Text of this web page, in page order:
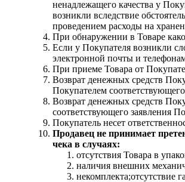
ненадлежащего качества у
возникли вследствие
проведением расходы на
При обнаружении в Товаре
Если у Покупателя возникли
электронной почты и
При приеме Товара от
Возврат денежных средств
Покупателем
Возврат денежных средств
соответствующего заявления
Покупатель несет
Продавец не принимает
чека в случаях:
отсутствия Товара в
наличия внешних
некомплекта;отсутствие